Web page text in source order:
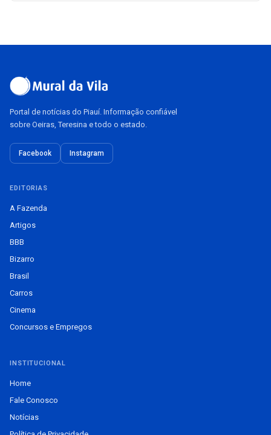
Portal de notícias do Piauí. Informação confiável
sobre Oeiras, Teresina e todo o estado.
Facebook Instagram
EDITORIAS
A Fazenda
Artigos
BBB
Bizarro
Brasil
Carros
Cinema
Concursos e Empregos
INSTITUCIONAL
Home
Fale Conosco
Notícias